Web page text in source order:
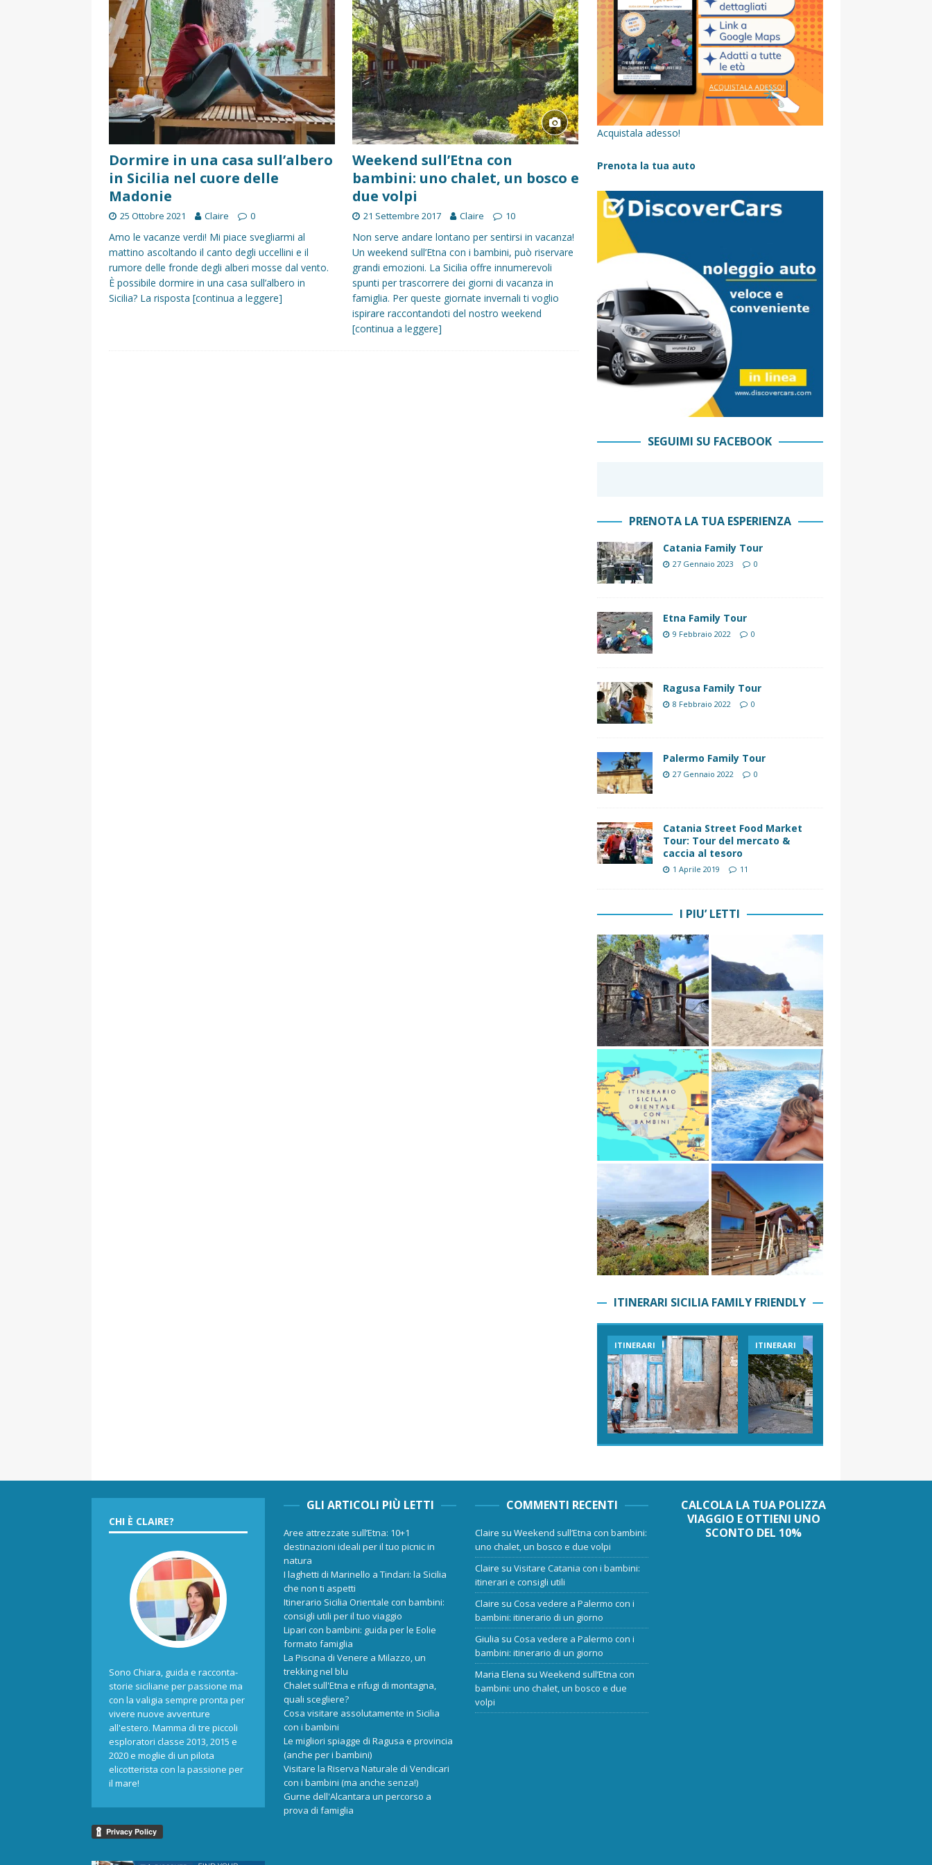
[ 17 Dicembre 2025 ]
Organizzare un viaggio in Sicilia con i bambini (senza stress)
CONSIGLI
UTILI
[ 14 Settembre 2025 ] Rifugi e Bivacchi sull’Etna: Guida Completa per Famiglie
SENTIERI,
PARCHI NATURALI E AREE PICNIC
[ 2 Aprile 2025 ] Escursioni in Sicilia con bambini: itinerari imperdibili (+ consigli utili)- Parte 1
VIAGGI IN SICILIA
Vendemmia con i bambini in Sicilia, dove andare?
DIDATTICHE
Visitare la Fiumara d’Arte con i bambini, quando la natura incontra l’arte
VIAGGI IN SICILIA
[ 20 Marzo 2022 ]
Cosa fare in Sicilia con i bambini: mare, attività e tour a prova di famiglia
VIAGGI IN SICILIA
Dormire in una casa sull’albero
in Sicilia nel cuore delle
Madonie
25 Ottobre 2021 Claire 0
Amo le vacanze verdi! Mi piace svegliarmi al
mattino ascoltando il canto degli uccellini e il
rumore delle fronde degli alberi mosse dal vento.
È possibile dormire in una casa sull’albero in
Sicilia? La risposta [continua a leggere]
Weekend sull’Etna con
bambini: uno chalet, un bosco e
due volpi
21 Settembre 2017 Claire 10
Non serve andare lontano per sentirsi in vacanza!
Un weekend sull’Etna con i bambini, può riservare
grandi emozioni. La Sicilia offre innumerevoli
spunti per trascorrere dei giorni di vacanza in
famiglia. Per queste giornate invernali ti voglio
ispirare raccontandoti del nostro weekend
[continua a leggere]
Acquistala adesso!
Prenota la tua auto
SEGUIMI SU FACEBOOK
PRENOTA LA TUA ESPERIENZA
Catania Family Tour
27 Gennaio 2023 0
Etna Family Tour
9 Febbraio 2022 0
Ragusa Family Tour
8 Febbraio 2022 0
Palermo Family Tour
27 Gennaio 2022 0
Catania Street Food Market
Tour: Tour del mercato &
caccia al tesoro
1 Aprile 2019 11
I PIU’ LETTI
ITINERARI SICILIA FAMILY FRIENDLY
ITINERARI ITINERARI
CHI È CLAIRE?
Sono Chiara, guida e racconta-
storie siciliane per passione ma
con la valigia sempre pronta per
vivere nuove avventure
all'estero. Mamma di tre piccoli
esploratori classe 2013, 2015 e
2020 e moglie di un pilota
elicotterista con la passione per
il mare!
GLI ARTICOLI PIÙ LETTI
Aree attrezzate sull’Etna: 10+1
destinazioni ideali per il tuo picnic in
natura
I laghetti di Marinello a Tindari: la Sicilia
che non ti aspetti
Itinerario Sicilia Orientale con bambini:
consigli utili per il tuo viaggio
Lipari con bambini: guida per le Eolie
formato famiglia
La Piscina di Venere a Milazzo, un
trekking nel blu
Chalet sull'Etna e rifugi di montagna,
quali scegliere?
Cosa visitare assolutamente in Sicilia
con i bambini
Le migliori spiagge di Ragusa e provincia
(anche per i bambini)
Visitare la Riserva Naturale di Vendicari
con i bambini (ma anche senza!)
Gurne dell'Alcantara un percorso a
prova di famiglia
COMMENTI RECENTI
Claire suWeekend sull’Etna con bambini:
uno chalet, un bosco e due volpi
Claire suVisitare Catania con i bambini:
itinerari e consigli utili
Claire suCosa vedere a Palermo con i
bambini: itinerario di un giorno
Giulia suCosa vedere a Palermo con i
bambini: itinerario di un giorno
Maria Elena suWeekend sull’Etna con
bambini: uno chalet, un bosco e due
volpi
CALCOLA LA TUA POLIZZA
VIAGGIO E OTTIENI UNO
SCONTO DEL 10%